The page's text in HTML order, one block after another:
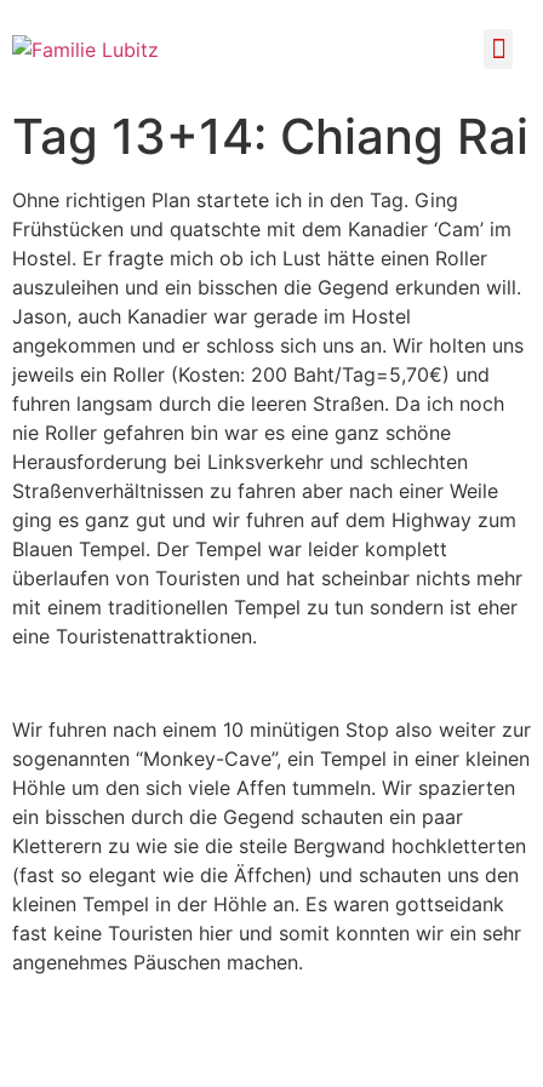
Tag 13+14: Chiang Rai
Ohne richtigen Plan startete ich in den Tag. Ging
Frühstücken und quatschte mit dem Kanadier ‘Cam’ im
Hostel. Er fragte mich ob ich Lust hätte einen Roller
auszuleihen und ein bisschen die Gegend erkunden will.
Jason, auch Kanadier war gerade im Hostel
angekommen und er schloss sich uns an. Wir holten uns
jeweils ein Roller (Kosten: 200 Baht/Tag=5,70€) und
fuhren langsam durch die leeren Straßen. Da ich noch
nie Roller gefahren bin war es eine ganz schöne
Herausforderung bei Linksverkehr und schlechten
Straßenverhältnissen zu fahren aber nach einer Weile
ging es ganz gut und wir fuhren auf dem Highway zum
Blauen Tempel. Der Tempel war leider komplett
überlaufen von Touristen und hat scheinbar nichts mehr
mit einem traditionellen Tempel zu tun sondern ist eher
eine Touristenattraktionen.
Wir fuhren nach einem 10 minütigen Stop also weiter zur
sogenannten “Monkey-Cave”, ein Tempel in einer kleinen
Höhle um den sich viele Affen tummeln. Wir spazierten
ein bisschen durch die Gegend schauten ein paar
Kletterern zu wie sie die steile Bergwand hochkletterten
(fast so elegant wie die Äffchen) und schauten uns den
kleinen Tempel in der Höhle an. Es waren gottseidank
fast keine Touristen hier und somit konnten wir ein sehr
angenehmes Päuschen machen.